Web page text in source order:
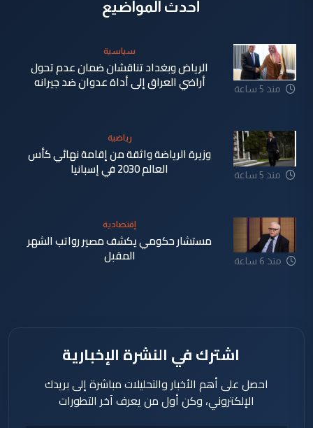
أحدث المواضيع
منذ 5 ساعة
سياسية
الرياض وبغداد تناقشان ضمان عدم تحول
أراضي العراق إلى أداة عدوان ضد جيرانه
منذ 5 ساعة
رياضية
وزيرة الرياضة واثقة من إقامة نهائي كأس
العالم 2030 في إسبانيا
منذ 6 ساعة
إقتصادية
مستشار حكومي يكشف مصير رواتب الشهر
المقبل
اشترك في النشرة الإخبارية
احصل على أهم الأخبار والتحليلات مباشرة إلى بريدك
الإلكتروني، وكن أول من يعرف آخر التطورات